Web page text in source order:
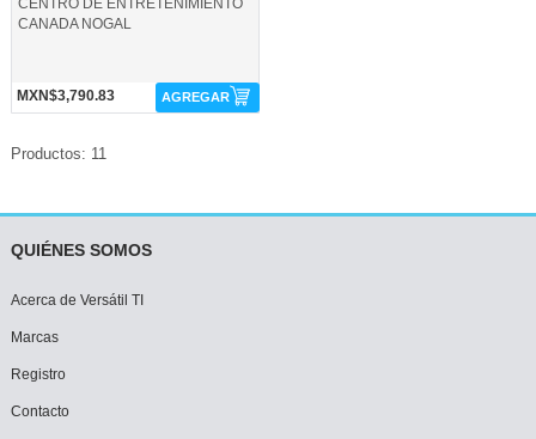
CANADA NOGAL
MXN$3,790.83 AGREGAR
Productos: 11
QUIÉNES SOMOS
Acerca de Versátil TI
Marcas
Registro
Contacto